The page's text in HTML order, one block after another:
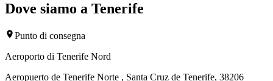
Dove siamo a Tenerife
Punto di consegna
Aeroporto di Tenerife Nord
Aeropuerto de Tenerife Norte , Santa Cruz de Tenerife, 38206